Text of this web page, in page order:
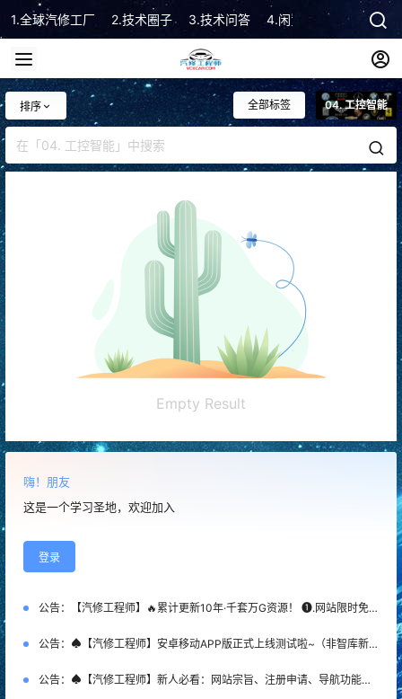
1.全球汽修工厂 2.技术圈子 3.技术问答 4.闲置市场 5.技术顾
排序 全部标签 04. 工控智能
Empty Result
嗨！朋友
这是一个学习圣地，欢迎加入
登录
公告： 【汽修工程师】🔥累计更新10年·千套万G资源！ ❶.网站限时免费注册！ ❷.新客首次SVIP特惠：￥365 ❸.老会员永久SVIP补：￥666 （名额50个，加微优先）【管理员】微DataAuto
公告： ♠【汽修工程师】安卓移动APP版正式上线测试啦~（非智库新系统）
公告： ♠【汽修工程师】新人必看：网站宗旨、注册申请、导航功能、下载权限、快速查询等常用指南说明！